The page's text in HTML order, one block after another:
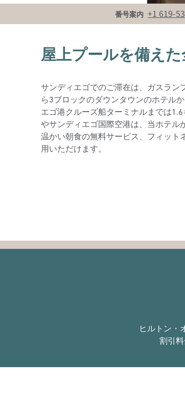
番号案内
電話 +1 619-
屋上プールを備え
サンディエゴでのご滞在は、ガスラン
ら3ブロックのダウンタウンのホテル
エゴ港クルーズ船ターミナルまでは
やサンディエゴ国際空港は、当ホテル
温かい朝食の無料サービス、フィット
用いただけます。
ヒルトン・
割引